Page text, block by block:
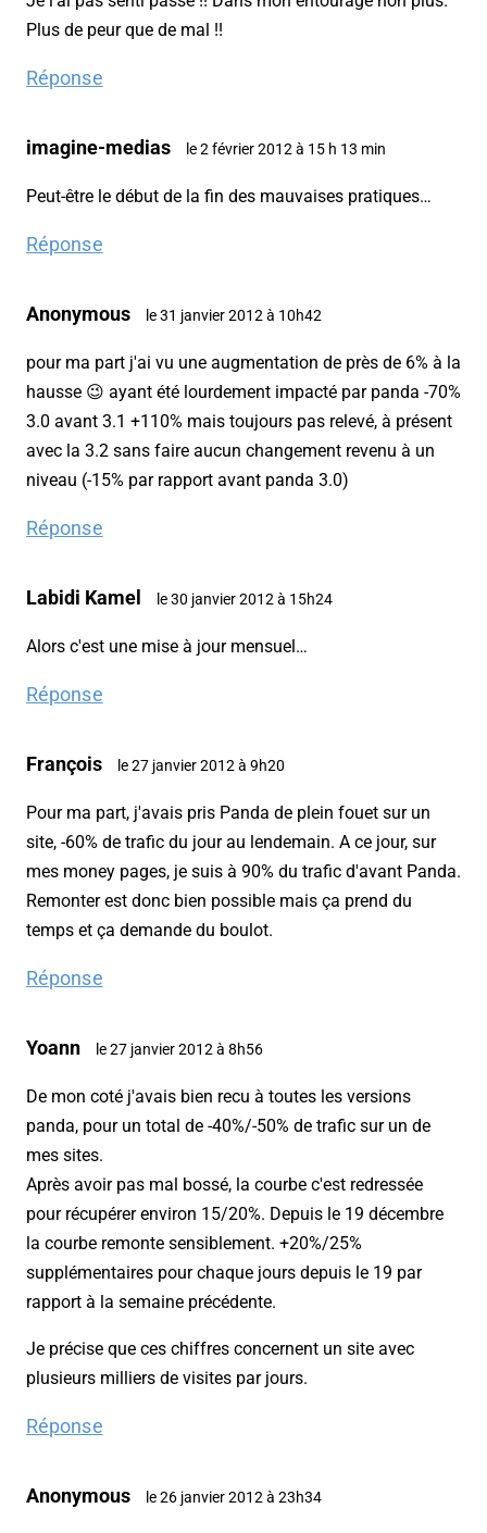
Plus de peur que de mal !!
Réponse
imagine-medias le 2 février 2012 à 15 h 13 min
Peut-être le début de la fin des mauvaises pratiques…
Réponse
Anonymous le 31 janvier 2012 à 10h42
pour ma part j'ai vu une augmentation de près de 6% à la
hausse 😉 ayant été lourdement impacté par panda -70%
3.0 avant 3.1 +110% mais toujours pas relevé, à présent
avec la 3.2 sans faire aucun changement revenu à un
niveau (-15% par rapport avant panda 3.0)
Réponse
Labidi Kamel le 30 janvier 2012 à 15h24
Alors c'est une mise à jour mensuel…
Réponse
François le 27 janvier 2012 à 9h20
Pour ma part, j'avais pris Panda de plein fouet sur un
site, -60% de trafic du jour au lendemain. A ce jour, sur
mes money pages, je suis à 90% du trafic d'avant Panda.
Remonter est donc bien possible mais ça prend du
temps et ça demande du boulot.
Réponse
Yoann le 27 janvier 2012 à 8h56
De mon coté j'avais bien recu à toutes les versions
panda, pour un total de -40%/-50% de trafic sur un de
mes sites.
Après avoir pas mal bossé, la courbe c'est redressée
pour récupérer environ 15/20%. Depuis le 19 décembre
la courbe remonte sensiblement. +20%/25%
supplémentaires pour chaque jours depuis le 19 par
rapport à la semaine précédente.
Je précise que ces chiffres concernent un site avec
plusieurs milliers de visites par jours.
Réponse
Anonymous le 26 janvier 2012 à 23h34